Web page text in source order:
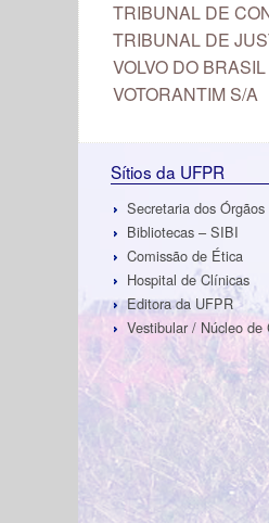
TRIBUNAL DE
TRIBUNAL DE
VOLVO DO
VOTORANTIM S/A
Sítios da UFPR
Secretaria dos
Bibliotecas – SIBI
Comissão de Ética
Hospital de Clínicas
Editora da UFPR
Vestibular / Núcleo de